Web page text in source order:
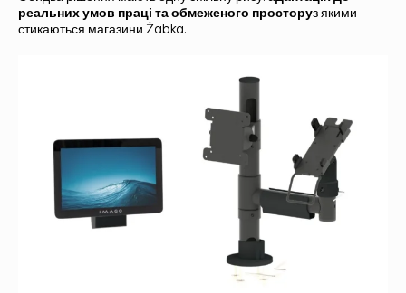
ЗВ'ЯЖІТЬСЯ З НАМИ ТА ДІЗНАЙТЕСЯ
БІЛЬШЕ!
реальних умов праці та обмеженого просторуз якими
стикаються магазини Żabka.